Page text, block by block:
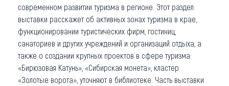
современном развитии туризма в регионе. Этот раздел
выставки расскажет об активных зонах туризма в крае,
функционировании туристических фирм, гостиниц,
санаториев и других учреждений и организаций отдыха, а
также о создании крупных проектов в сфере туризма:
«Бирюзовая Катунь», «Сибирская монета», кластер
«Золотые ворота», уточняют в библиотеке. Часть выставки